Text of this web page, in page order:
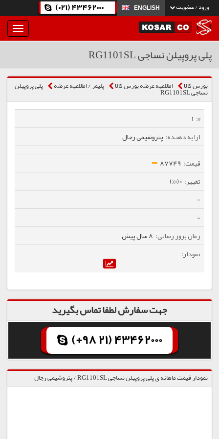
ورود / عضویت ENGLISH
(021) 43462000
بار
و
پلی پروپیلن نساجی RG1101SL
بورس کالا اطلاعیه عرضه بورس کالا پلیمر / اطلاعیه عرضه پلی پروپیلن
نساجی RG1101SL
1
پتروشیمی رجال
87749
0 (0%)
-
-
8 سال پیش
جهت سفارش لطفا تماس بگیرید
(+98 21) 43462000
نمودار قیمت ماهانه ی پلی پروپیلن نساجی RG1101SL / پتروشیمی رجال